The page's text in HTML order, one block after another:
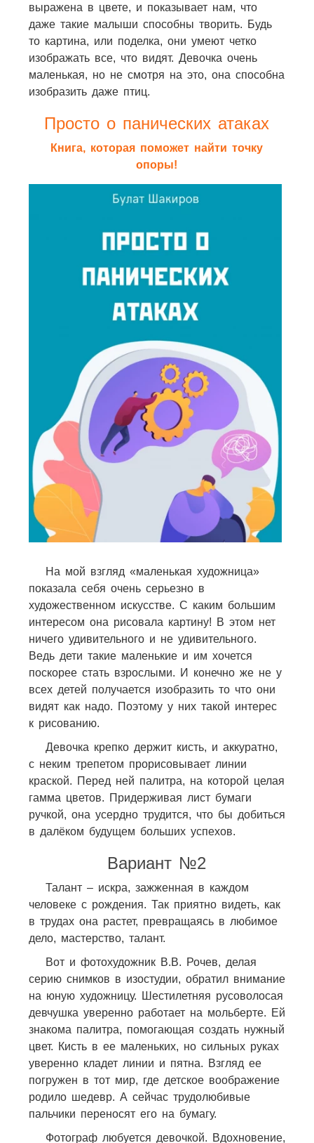
выражена в цвете, и показывает нам, что
даже такие малыши способны творить. Будь
то картина, или поделка, они умеют четко
изображать все, что видят. Девочка очень
маленькая, но не смотря на это, она способна
изобразить даже птиц.
Просто о панических атаках
Книга, которая поможет найти точку
опоры!
На мой взгляд «маленькая художница»
показала себя очень серьезно в
художественном искусстве. С каким большим
интересом она рисовала картину! В этом нет
ничего удивительного и не удивительного.
Ведь дети такие маленькие и им хочется
поскорее стать взрослыми. И конечно же не у
всех детей получается изобразить то что они
видят как надо. Поэтому у них такой интерес
к рисованию.
Девочка крепко держит кисть, и аккуратно,
с неким трепетом прорисовывает линии
краской. Перед ней палитра, на которой целая
гамма цветов. Придерживая лист бумаги
ручкой, она усердно трудится, что бы добиться
в далёком будущем больших успехов.
Вариант №2
Талант – искра, зажженная в каждом
человеке с рождения. Так приятно видеть, как
в трудах она растет, превращаясь в любимое
дело, мастерство, талант.
Вот и фотохудожник В.В. Рочев, делая
серию снимков в изостудии, обратил внимание
на юную художницу. Шестилетняя русоволосая
девчушка уверенно работает на мольберте. Ей
знакома палитра, помогающая создать нужный
цвет. Кисть в ее маленьких, но сильных руках
уверенно кладет линии и пятна. Взгляд ее
погружен в тот мир, где детское воображение
родило шедевр. А сейчас трудолюбивые
пальчики переносят его на бумагу.
Фотограф любуется девочкой. Вдохновение,